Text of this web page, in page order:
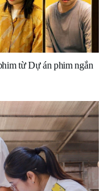
từ Dự án phim ngắn